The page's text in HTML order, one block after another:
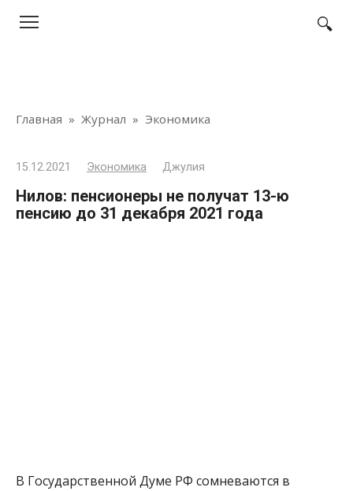
Главная » Журнал » Экономика
15.12.2021 Экономика Джулия
Нилов: пенсионеры не получат 13-ю
пенсию до 31 декабря 2021 года
В Государственной Думе РФ сомневаются в